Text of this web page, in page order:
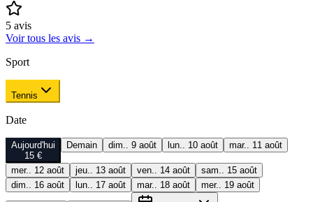
5 avis
Voir tous les avis →
Sport
Tennis
Date
Aujourd'hui
15 €
Demain dim.. 9 août lun.. 10 août mar.. 11 août
mer.. 12 août jeu.. 13 août ven.. 14 août
sam.. 15 août
dim.. 16 août
lun.. 17 août mar.. 18 août mer.. 19 août